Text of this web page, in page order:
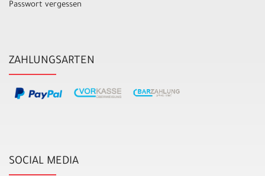
Passwort vergessen
ZAHLUNGSARTEN
SOCIAL MEDIA